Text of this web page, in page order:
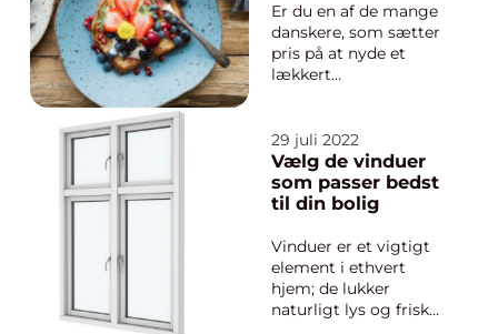
Er du en af de mange
danskere, som sætter
pris på at nyde et
lækkert
kommet til det rette
sted. I denne artikel
kan du læse mere om
hvad du kan forvente
https://brunchkøbenh
avn.dk/, som er din
onl...
29 juli 2022
Vælg de vinduer
som passer bedst
til din bolig
Vinduer er et vigtigt
element i ethvert
hjem; de lukker
naturligt lys og frisk